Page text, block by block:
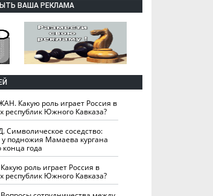
ВАША РЕКЛАМА
Какую роль играет Россия в
республик Южного Кавказа?
Символическое соседство:
подножия Мамаева кургана
конца года
роль играет Россия в
республик Южного Кавказа?